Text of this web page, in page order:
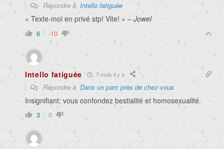
Répondre à Intello fatiguée
« Texte-moi en privé stp! Vite! » – Jowel
6 -10
Intello fatiguée 7 mois il y a
Répondre à Dans un parc près de chez-vous
Insignifiant: vous confondez bestialité et homosexualité.
3 0